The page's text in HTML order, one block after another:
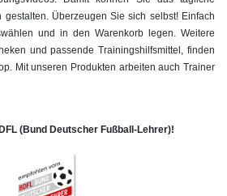
Überzeugen Sie sich selbst! Einfach
und in den Warenkorb legen. Weitere
und passende Trainingshilfsmittel, finden
Mit unseren Produkten arbeiten auch Trainer
(Bund Deutscher Fußball-Lehrer)!